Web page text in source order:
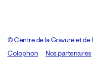
© Centre de la Gravure et de
Colophon
Design:Marcel Kaczmarek,
Nos partenaires